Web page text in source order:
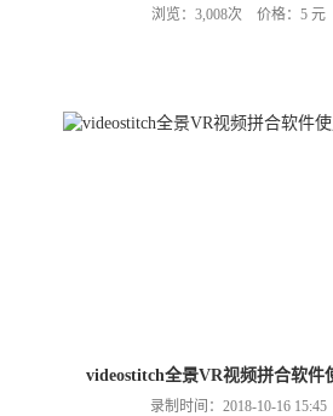
浏览：3,008次 价格：5 元
videostitch全景VR视频拼合软件
录制时间：2018-10-16 15:45